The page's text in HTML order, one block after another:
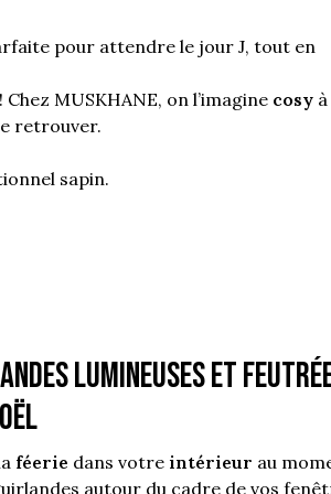
pour attendre le jour J, tout en
MUSKHANE, on l’imagine cosy à
retrouver.
sapin.
lumineuses et
féerie dans votre intérieur au
autour du cadre de vos